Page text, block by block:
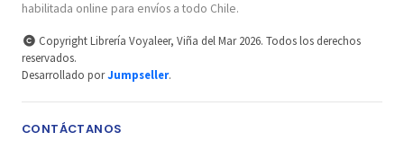
habilitada online para envíos a todo Chile.
Copyright Librería Voyaleer, Viña del Mar 2026. Todos los derechos
reservados.
Desarrollado porJumpseller.
CONTÁCTANOS